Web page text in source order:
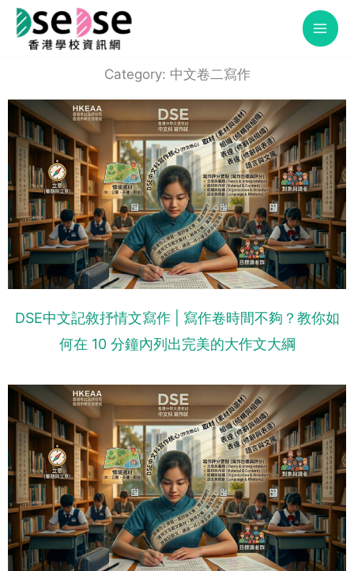
Skip
Category: 中文卷二寫作
DSE中文記敘抒情文寫作 | 寫作卷時間不夠？教你如
何在 10 分鐘內列出完美的大作文大綱